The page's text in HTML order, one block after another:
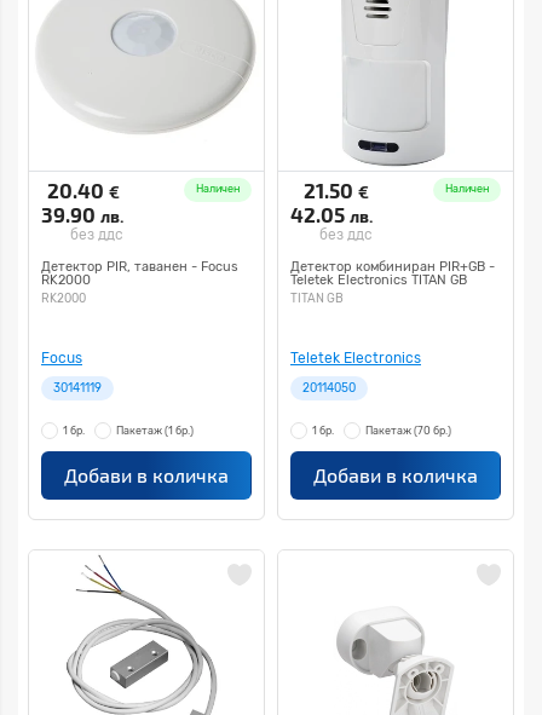
20.40 €
39.90 лв.
без ддс
Наличен
Детектор PIR, таванен - Focus
RK2000
RK2000
Focus
30141119
1 бр. Пакетаж (1 бр.)
Добави в количка
21.50 €
42.05 лв.
без ддс
Наличен
Детектор комбиниран PIR+GB -
Teletek Electronics TITAN GB
TITAN GB
Teletek Electronics
20114050
1 бр. Пакетаж (70 бр.)
Добави в количка